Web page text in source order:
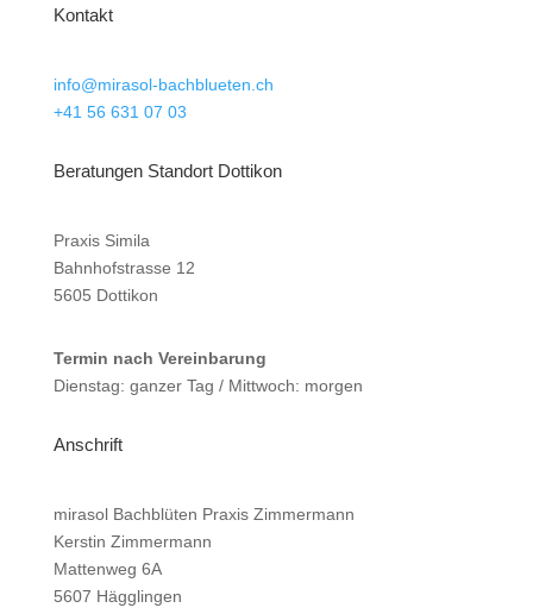
Kontakt
info@mirasol-bachblueten.ch
+41 56 631 07 03
Beratungen Standort Dottikon
Praxis Simila
Bahnhofstrasse 12
5605 Dottikon
Termin nach Vereinbarung
Dienstag: ganzer Tag / Mittwoch: morgen
Anschrift
mirasol Bachblüten Praxis Zimmermann
Kerstin Zimmermann
Mattenweg 6A
5607 Hägglingen